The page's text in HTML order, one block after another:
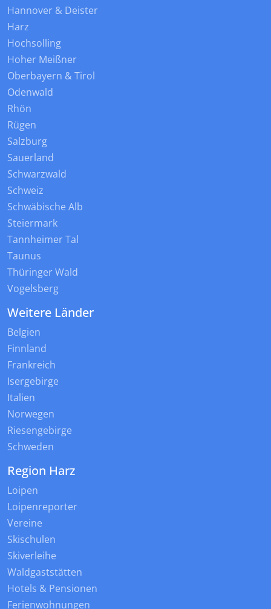
Hannover & Deister
Harz
Hochsolling
Hoher Meißner
Oberbayern & Tirol
Odenwald
Rhön
Rügen
Salzburg
Sauerland
Schwarzwald
Schweiz
Schwäbische Alb
Steiermark
Tannheimer Tal
Taunus
Thüringer Wald
Vogelsberg
Weitere Länder
Belgien
Finnland
Frankreich
Isergebirge
Italien
Norwegen
Riesengebirge
Schweden
Region Harz
Loipen
Loipenreporter
Vereine
Skischulen
Skiverleihe
Waldgaststätten
Hotels & Pensionen
Ferienwohnungen